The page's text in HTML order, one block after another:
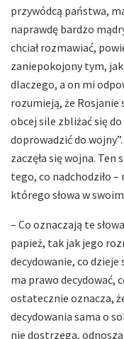
przywódcą państwa,
naprawdę bardzo
chciał rozmawiać,
zaniepokojony tym, jak
dlaczego, a on mi
rozumieją, że
obcej sile zbliżać się do
doprowadzić do
zaczęła się wojna.
tego, co nadchodziło
którego słowa w
– Co oznaczają te
papież, tak jak jego
decydowanie, co dzieje
ma prawo decydować,
ostatecznie oznacza,
decydowania sama o
nie dostrzega,